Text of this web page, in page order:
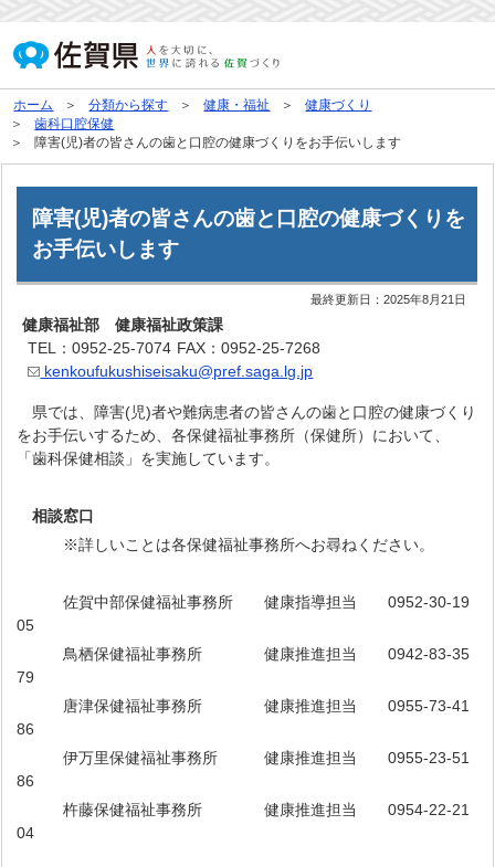
ホーム 分類から探す 健康・福祉
健康づくり
歯科口腔保健
障害(児)者の皆さんの歯と口腔の健康づくりをお手伝いします
障害(児)者の皆さんの歯と口腔の健康づくりを
お手伝いします
最終更新日：2025年8月21日
健康福祉部 健康福祉政策課
TEL：0952-25-7074 FAX：0952-25-7268
kenkoufukushiseisaku@pref.saga.lg.jp
県では、障害(児)者や難病患者の皆さんの歯と口腔の健康づくり
をお手伝いするため、各保健福祉事務所（保健所）において、
「歯科保健相談」を実施しています。
相談窓口
※詳しいことは各保健福祉事務所へお尋ねください。
佐賀中部保健福祉事務所 健康指導担当 0952-30-19
05
鳥栖保健福祉事務所 健康推進担当 0942-83-35
79
唐津保健福祉事務所 健康推進担当 0955-73-41
86
伊万里保健福祉事務所 健康推進担当 0955-23-51
86
杵藤保健福祉事務所 健康推進担当 0954-22-21
04